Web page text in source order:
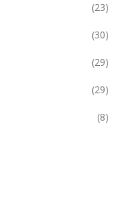
(23)
(30)
(29)
(29)
(8)